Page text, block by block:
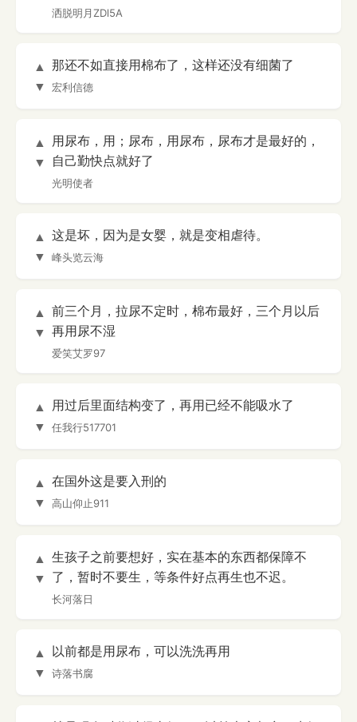
洒脱明月ZDl5A
▲
▼
那还不如直接用棉布了，这样还没有细菌了
宏利信德
▲
▼
用尿布，用；尿布，用尿布，尿布才是最好的，
自己勤快点就好了
光明使者
▲
▼
这是坏，因为是女婴，就是变相虐待。
峰头览云海
▲
▼
前三个月，拉尿不定时，棉布最好，三个月以后
再用尿不湿
爱笑艾罗97
▲
▼
用过后里面结构变了，再用已经不能吸水了
任我行517701
▲
▼
在国外这是要入刑的
高山仰止911
▲
▼
生孩子之前要想好，实在基本的东西都保障不
了，暂时不要生，等条件好点再生也不迟。
长河落日
▲
▼
以前都是用尿布，可以洗洗再用
诗落书腐